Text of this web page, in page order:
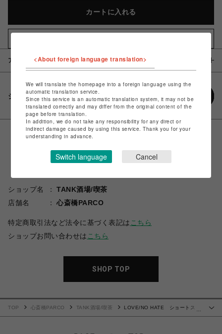
カートに入れる
アイテム説明 / 素材
シェアする
ショップ名
TANK酒場/喫茶
店舗名
心斎橋PARCO
特定商取引法など法令に基づく表記は こちら
ショップお問い合わせは こちら
SHOP TOP
TOP 心斎橋PARCO TANK酒場/喫茶
LOVE/NO HATE ショートスリ
<About foreign language translation>
We will translate the homepage into a foreign language using the
automatic translation service.
Since this service is an automatic translation system, it may not be
translated correctly and may differ from the original content of the
page before translation.
In addition, we do not take any responsibility for any direct or
indirect damage caused by using this service. Thank you for your
understanding in advance.
Switch language Cancel